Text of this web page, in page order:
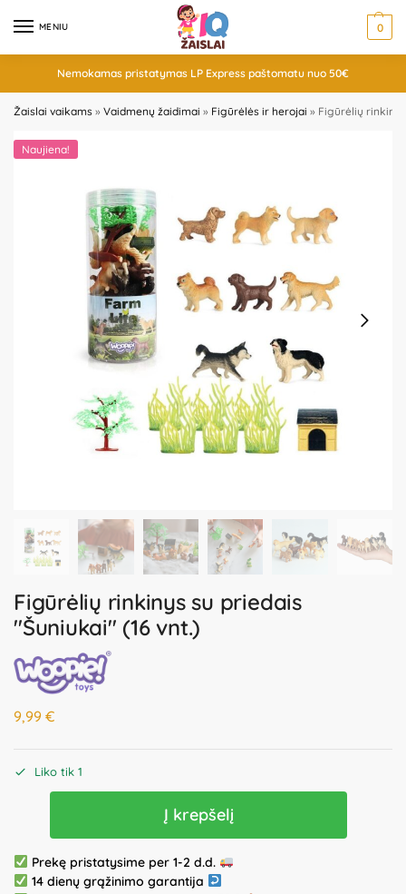
MENIU 0
Nemokamas pristatymas LP Express paštomatu nuo 50€
Žaislai vaikams » Vaidmenų žaidimai » Figūrėlės ir herojai » Figūrėlių rinkinys
Naujiena!
Figūrėlių rinkinys su priedais
"Šuniukai" (16 vnt.)
9,99 €
Liko tik 1
Į krepšelį
Prekę pristatysime per 1-2 d.d.
14 dienų grąžinimo garantija